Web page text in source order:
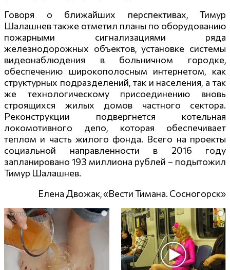
Говоря о ближайших перспективах, Тимур
Шалашнев также отметил планы по оборудованию
пожарными сигнализациями ряда
железнодорожных объектов, установке системы
видеонаблюдения в больничном городке,
обеспечению широкополосным интернетом, как
структурных подразделений, так и населения, а так
же технологическому присоединению вновь
строящихся жилых домов частного сектора.
Реконструкции подвергнется котельная
локомотивного депо, которая обеспечивает
теплом и часть жилого фонда. Всего на проекты
социальной направленности в 2016 году
запланировано 193 миллиона рублей – подытожил
Тимур Шалашнев.
Елена Двожак, «Вести Тимана. Сосногорск»
i i